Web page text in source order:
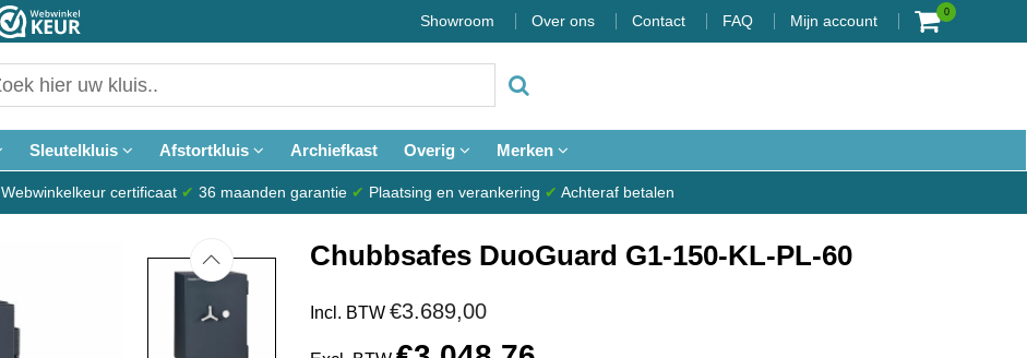
Showroom Over ons Contact FAQ Mijn account
0
Sleutelkluis Afstortkluis Archiefkast Overig Merken
Webwinkelkeur certificaat ✔ 36 maanden garantie ✔ Plaatsing en verankering ✔ Achteraf betalen
Chubbsafes DuoGuard G1-150-KL-PL-60
Incl. BTW €3.689,00